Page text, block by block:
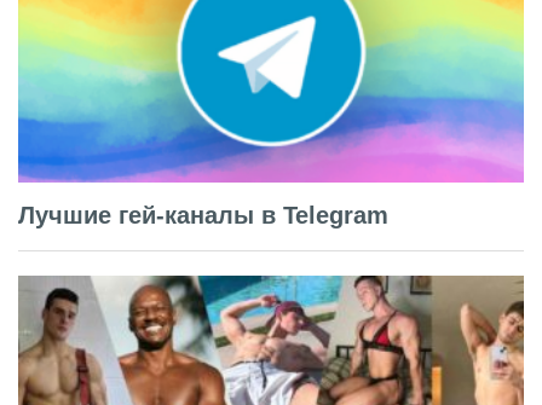
Лучшие гей-каналы в Telegram